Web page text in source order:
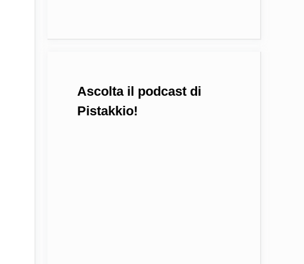
Ascolta il podcast di
Pistakkio!